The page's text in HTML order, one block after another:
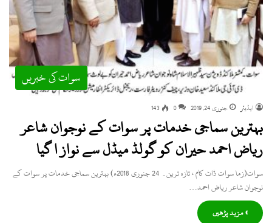
سوات کی خبریں
ایڈیٹر جنوری 24, 2019 0
143
بہترین سماجی خدمات پر سوات کے نوجوان شاعر
ریاض احمد حیران کو گولڈ میڈل سے نواز ا گیا
سوات(زما سوات ڈاٹ کام ، تازہ ترین۔ 24 جنوری 2018ء) بہترین سماجی خدمات پر سوات کے
نوجوان شاعر ریاض احمد…
» مزید پڑھیں